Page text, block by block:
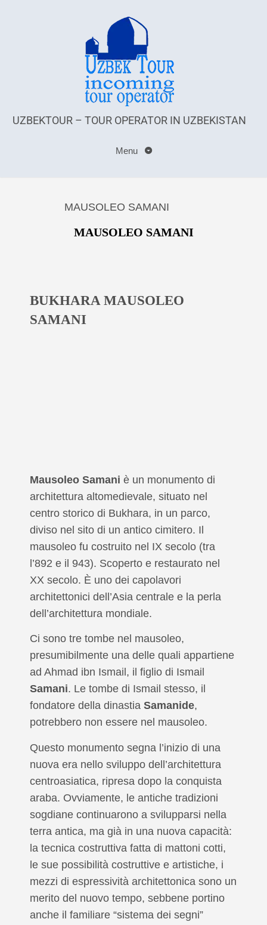
UZBEKTOUR – TOUR OPERATOR IN UZBEKISTAN
Menu
MAUSOLEO SAMANI
MAUSOLEO SAMANI
BUKHARA MAUSOLEO
SAMANI
Mausoleo Samani è un monumento di
architettura altomedievale, situato nel
centro storico di Bukhara, in un parco,
diviso nel sito di un antico cimitero. Il
mausoleo fu costruito nel IX secolo (tra
l’892 e il 943). Scoperto e restaurato nel
XX secolo. È uno dei capolavori
architettonici dell’Asia centrale e la perla
dell’architettura mondiale.
Ci sono tre tombe nel mausoleo,
presumibilmente una delle quali appartiene
ad Ahmad ibn Ismail, il figlio di Ismail
Samani. Le tombe di Ismail stesso, il
fondatore della dinastiaSamanide,
potrebbero non essere nel mausoleo.
Questo monumento segna l’inizio di una
nuova era nello sviluppo dell’architettura
centroasiatica, ripresa dopo la conquista
araba. Ovviamente, le antiche tradizioni
sogdiane continuarono a svilupparsi nella
terra antica, ma già in una nuova capacità:
la tecnica costruttiva fatta di mattoni cotti,
le sue possibilità costruttive e artistiche, i
mezzi di espressività architettonica sono un
merito del nuovo tempo, sebbene portino
anche il familiare “sistema dei segni”